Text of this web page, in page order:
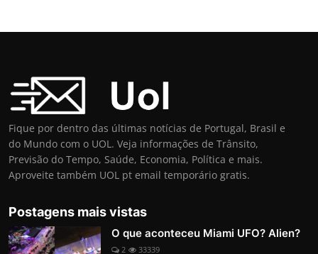
Fique por dentro das últimas notícias de Portugal, Brasil e
do Mundo com o UOL. Veja informações de Trânsito,
Previsão do Tempo, Saúde, Economia, Política e mais.
Aproveite também UOL pt email temporário gratis.
Postagens mais vistas
O que aconteceu Miami UFO? Alien?
2 33339